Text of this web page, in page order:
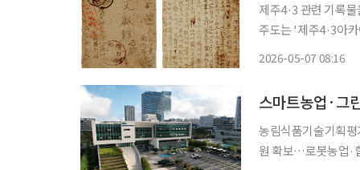
제주4·3 관련 기록
주도는 '제주4·3아
2026-05-07 08:16
농림식품기술기획
원 확보…로봇농업·합성생물학·